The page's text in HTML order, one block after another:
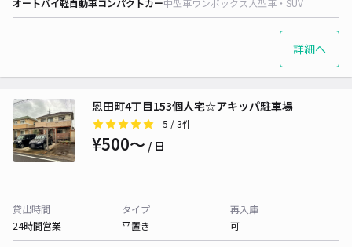
オートバイ軽自動車コンパクトカー中型車ワンボックス大型車・SUV
詳細へ
恩田町4丁目153個人宅☆アキッパ駐車場
5 / 3件
¥500〜 / 日
貸出時間
24時間営業
タイプ
平置き
再入庫
可